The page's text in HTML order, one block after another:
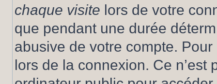
chaque visite lors de votre
que pendant une durée
abusive de votre compte.
lors de la connexion. Ce